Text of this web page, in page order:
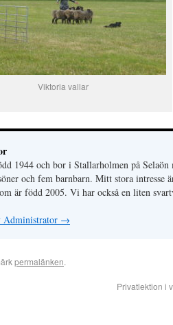
Viktoria vallar
1944 och bor i Stallarholmen på Selaön
och fem barnbarn. Mitt stora intresse
är född 2005. Vi har också en liten
Administrator →
permalänken.
Privatlektion i